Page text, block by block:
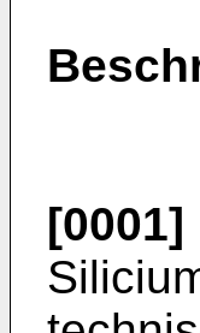
[0001]